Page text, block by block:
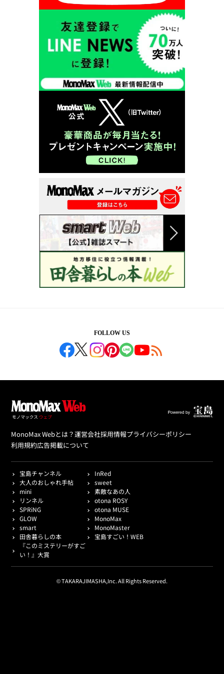
FOLLOW US
MonoMax Webとは？運営会社採用情報プライバシーポリシー
利用規約広告掲載について
宝島チャンネル
InRed
大人のおしゃれ手帖
sweet
mini
素敵なあの人
リンネル
otona ROSY
SPRiNG
otona MUSE
GLOW
MonoMax
smart
MonoMaster
田舎暮らしの本
宝島すごい！WEB
『このミステリーがすご
い！』大賞
© TAKARAJIMASHA,Inc. All Rights Reserved.